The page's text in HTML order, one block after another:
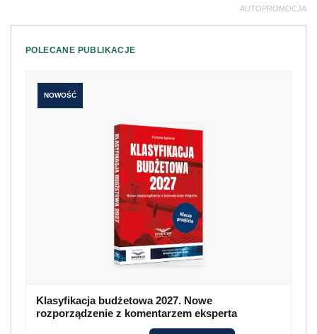
AUTOPROMOCJA
POLECANE PUBLIKACJE
NOWOŚĆ
Klasyfikacja budżetowa 2027. Nowe
rozporządzenie z komentarzem eksperta